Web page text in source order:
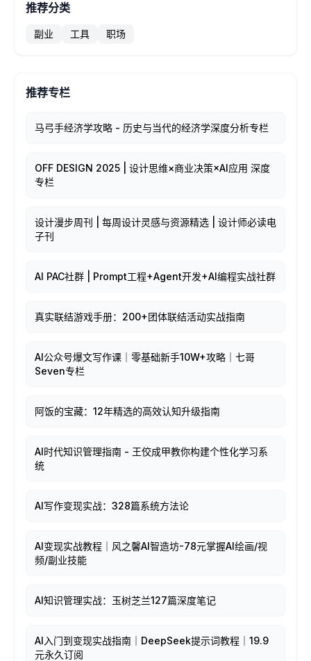
推荐分类
副业 工具 职场
推荐专栏
马弓手经济学攻略 - 历史与当代的经济学深度分析专栏
OFF DESIGN 2025 | 设计思维×商业决策×AI应用 深度
专栏
设计漫步周刊 | 每周设计灵感与资源精选 | 设计师必读电
子刊
AI PAC社群 | Prompt工程+Agent开发+AI编程实战社群
真实联结游戏手册：200+团体联结活动实战指南
AI公众号爆文写作课｜零基础新手10W+攻略｜七哥
Seven专栏
阿饭的宝藏：12年精选的高效认知升级指南
AI时代知识管理指南 - 王佼成甲教你构建个性化学习系
统
AI写作变现实战：328篇系统方法论
AI变现实战教程｜风之馨AI智造坊-78元掌握AI绘画/视
频/副业技能
AI知识管理实战：玉树芝兰127篇深度笔记
AI入门到变现实战指南｜DeepSeek提示词教程｜19.9
元永久订阅